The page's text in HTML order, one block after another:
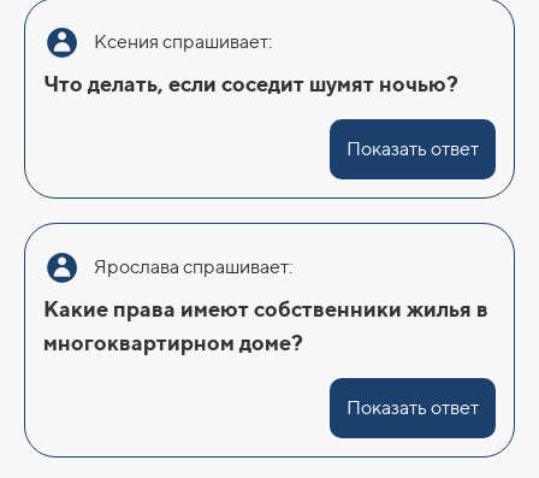
Ксения спрашивает:
Что делать, если соседит шумят ночью?
Показать ответ
Ярослава спрашивает:
Какие права имеют собственники жилья в
многоквартирном доме?
Показать ответ